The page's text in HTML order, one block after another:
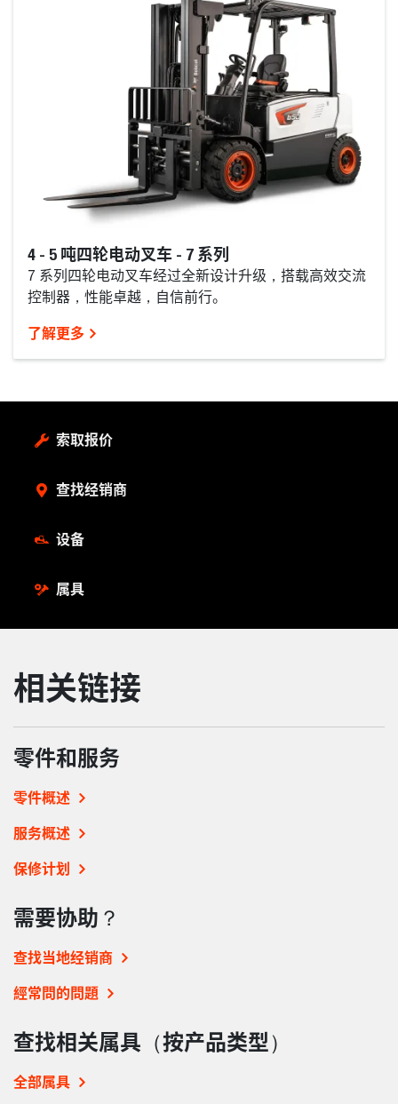
4 - 5 吨四轮电动叉车 - 7 系列
7 系列四轮电动叉车经过全新设计升级，搭载高效交流
控制器，性能卓越，自信前行。
了解更多
索取报价
查找经销商
设备
属具
相关链接
零件和服务
零件概述
服务概述
保修计划
需要协助？
查找当地经销商
經常問的問題
查找相关属具（按产品类型）
全部属具